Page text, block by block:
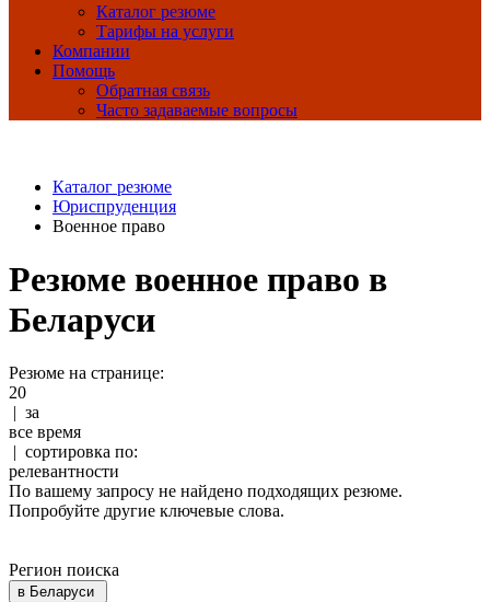
Каталог резюме
Тарифы на услуги
Компании
Помощь
Обратная связь
Часто задаваемые вопросы
Каталог резюме
Юриспруденция
Военное право
Резюме военное право в
Беларуси
Резюме на странице:
20
| за
все время
| сортировка по:
релевантности
По вашему запросу не найдено подходящих резюме.
Попробуйте другие ключевые слова.
Регион поиска
в Беларуси